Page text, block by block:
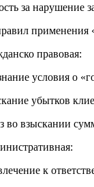
за нарушение
применения
правовая:
о
суммы
к